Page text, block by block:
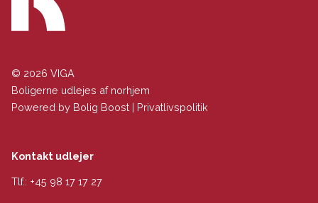
© 2026 VIGA
Boligerne udlejes af norhjem
Powered by Bolig Boost | Privatlivspolitik
Kontakt udlejer
Tlf.: +45 98 17 17 27